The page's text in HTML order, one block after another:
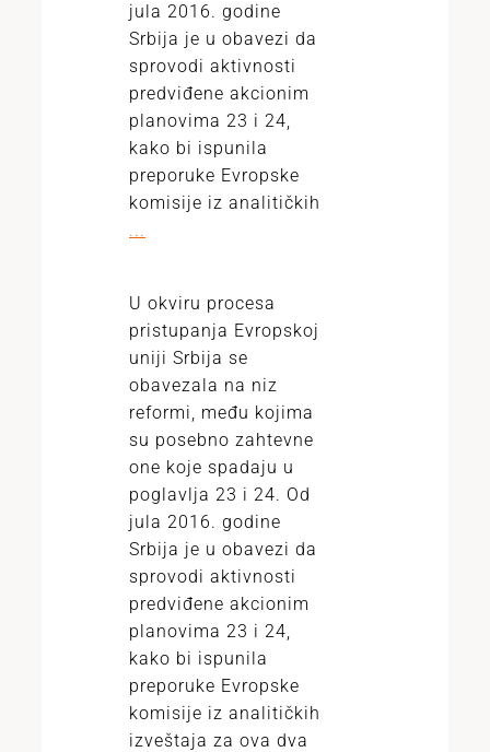
jula 2016. godine
Srbija je u obavezi da
sprovodi aktivnosti
predviđene akcionim
planovima 23 i 24,
kako bi ispunila
preporuke Evropske
komisije iz analitičkih
...
U okviru procesa
pristupanja Evropskoj
uniji Srbija se
obavezala na niz
reformi, među kojima
su posebno zahtevne
one koje spadaju u
poglavlja 23 i 24. Od
jula 2016. godine
Srbija je u obavezi da
sprovodi aktivnosti
predviđene akcionim
planovima 23 i 24,
kako bi ispunila
preporuke Evropske
komisije iz analitičkih
izveštaja za ova dva